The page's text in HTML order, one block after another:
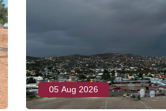
05 Aug 2026